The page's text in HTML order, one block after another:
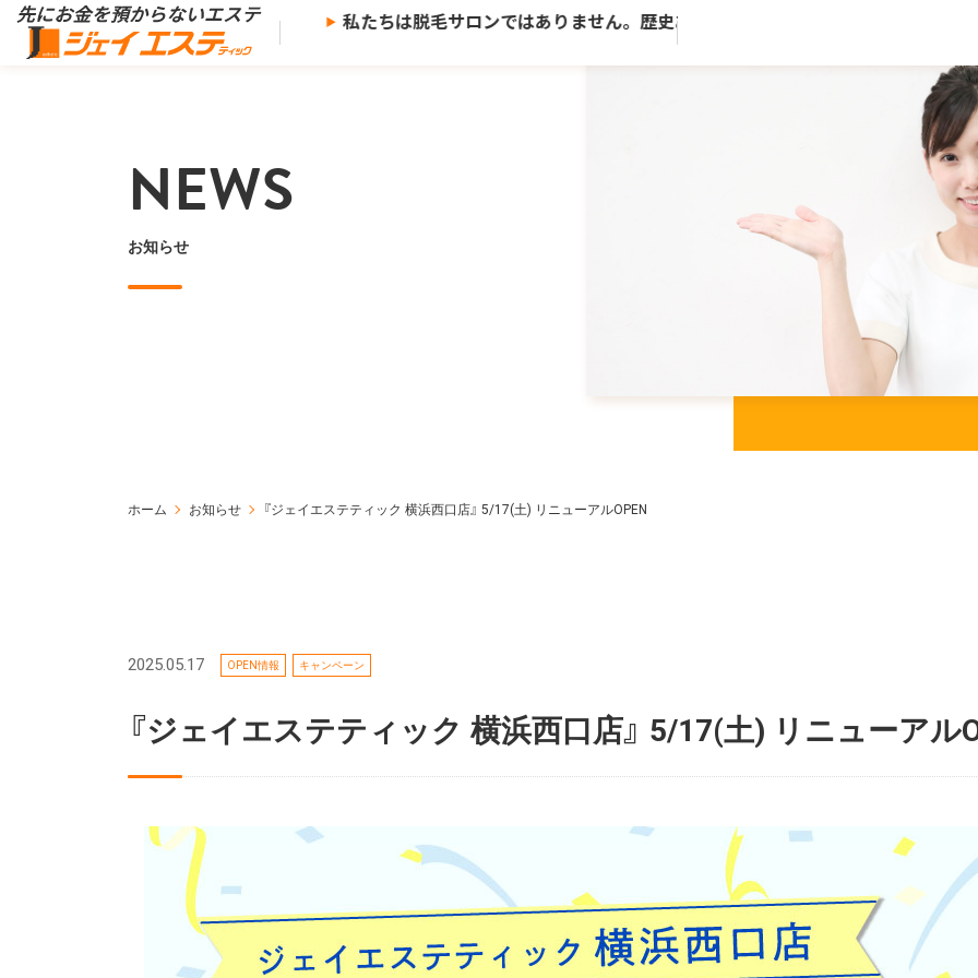
エステ、※ ジェイエステ。
社の推奨する支払い方法で決済した場合。
私たちは脱毛サロンではありません。歴史ある老舗トータルビューティーサロンです。
NEWS
お知らせ
ホーム お知らせ 『ジェイエステティック 横浜西口店』 5/17(土) リニューアルOPEN
2025.05.17 OPEN情報 キャンペーン
『ジェイエステティック 横浜西口店』 5/17(土) リニューアル